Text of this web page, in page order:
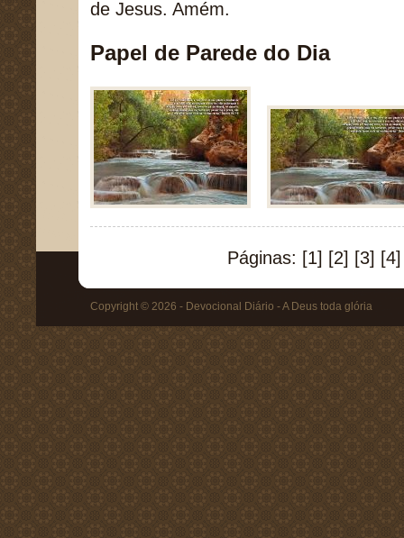
de Jesus. Amém.
Papel de Parede do Dia
Páginas: [1] [2] [3] [4]
Copyright © 2026 - Devocional Diário - A Deus toda glória